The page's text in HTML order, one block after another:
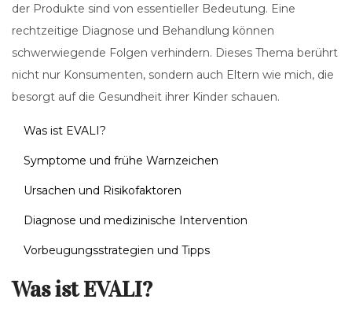
der Produkte sind von essentieller Bedeutung. Eine
rechtzeitige Diagnose und Behandlung können
schwerwiegende Folgen verhindern. Dieses Thema berührt
nicht nur Konsumenten, sondern auch Eltern wie mich, die
besorgt auf die Gesundheit ihrer Kinder schauen.
Was ist EVALI?
Symptome und frühe Warnzeichen
Ursachen und Risikofaktoren
Diagnose und medizinische Intervention
Vorbeugungsstrategien und Tipps
Was ist EVALI?